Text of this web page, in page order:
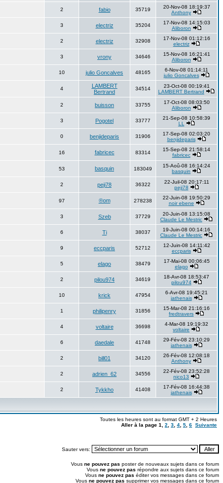
2 fabio 35719
20-Nov-08 18:19:37
Anthony
3 electriz 35204
17-Nov-08 14:15:03
Aliboron
2 electriz 32908
17-Nov-08 01:12:16
electriz
3 vrony 34646
15-Nov-08 16:21:41
Aliboron
10 julio Goncalves 48165
6-Nov-08 01:14:11
julio Goncalves
4
LAMBERT
Bertrand
34514
23-Oct-08 00:19:41
LAMBERT Bertrand
2 buisson 33755
17-Oct-08 08:03:50
Aliboron
3 Pogotel 33777
21-Sep-08 10:58:39
LL
0 benjideparis 31906
17-Sep-08 02:03:20
benjideparis
16 fabricec 83314
15-Sep-08 21:58:14
fabricec
53 basquin 183049
15-Aoû-08 16:14:24
basquin
2 peji78 36322
22-Juil-08 20:17:11
peji78
97 ®om 278238
22-Juin-08 19:50:29
noir ebene
3 Szeb 37729
20-Juin-08 13:15:08
Claude Le Mestric
6 Ti 38037
19-Juin-08 00:14:16
Claude Le Mestric
9 eccparis 52712
12-Juin-08 14:11:42
eccparis
5 elago 38479
17-Mai-08 00:06:45
elago
2 pilou974 34619
18-Avr-08 18:53:47
pilou974
10 krick 47954
6-Avr-08 19:45:21
jathenais
1 philipenry 31856
15-Mar-08 21:16:16
fredtravers
4 voltaire 36698
4-Mar-08 19:19:32
voltaire
6 daedale 41748
29-Fév-08 23:10:29
jathenais
2 bill01 34120
26-Fév-08 12:08:18
Anthony
2 adrien_62 34556
22-Fév-08 23:52:28
nico13
2 Tykkho 41408
17-Fév-08 16:44:38
jathenais
Toutes les heures sont au format GMT + 2 Heures
Aller à la page 1 2 3 4 5 6 Suivante
Sauter vers:
Vous ne pouvez pas poster de nouveaux sujets dans ce forum
Vous ne pouvez pas répondre aux sujets dans ce forum
Vous ne pouvez pas éditer vos messages dans ce forum
Vous ne pouvez pas supprimer vos messages dans ce forum